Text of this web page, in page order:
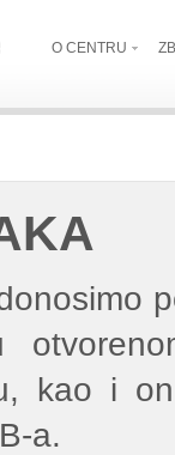
O CENTRU
kao i
a.